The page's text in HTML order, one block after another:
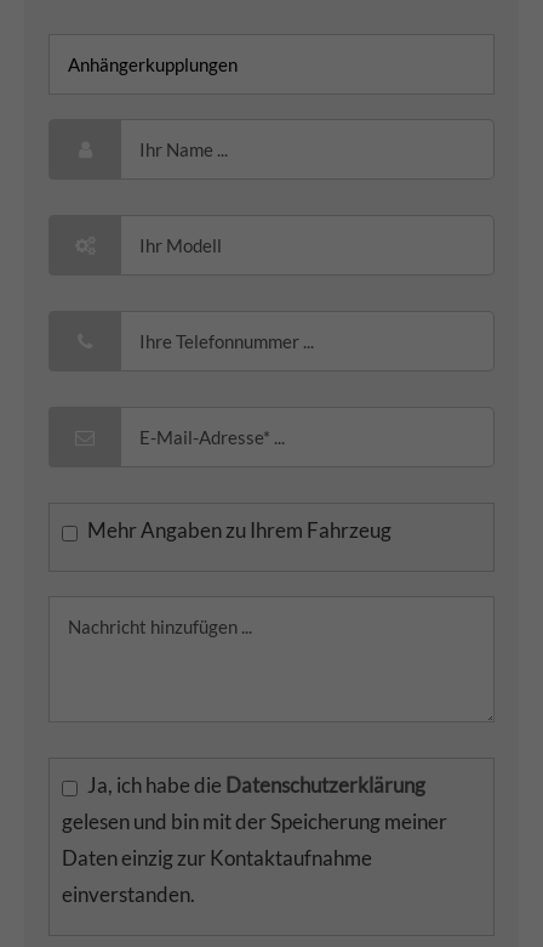
Mehr Angaben zu Ihrem Fahrzeug
Ja, ich habe die Datenschutzerklärung
gelesen und bin mit der Speicherung meiner
Daten einzig zur Kontaktaufnahme
einverstanden.